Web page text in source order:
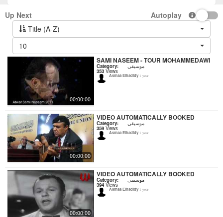
Up Next
Autoplay
Title (A-Z)
10
00:00:00
SAMI NASEEM - TOUR MOHAMMEDAWI
Category: موسيقى
353 Views
Asmaa Elhadidy 1 year
00:00:00
VIDEO AUTOMATICALLY BOOKED
Category: موسيقى
359 Views
Asmaa Elhadidy 1 year
00:00:00
VIDEO AUTOMATICALLY BOOKED
Category: موسيقى
394 Views
Asmaa Elhadidy 1 year